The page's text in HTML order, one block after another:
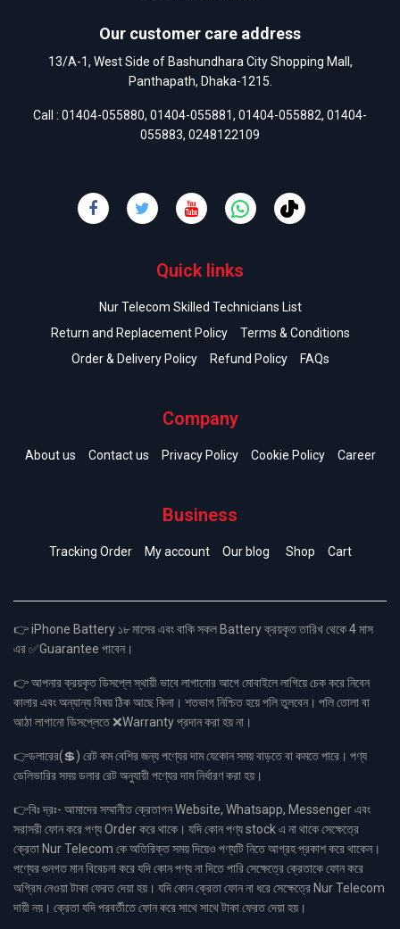
Our customer care address
13/A-1, West Side of Bashundhara City Shopping Mall,
Panthapath, Dhaka-1215.
Call : 01404-055880, 01404-055881, 01404-055882, 01404-
055883, 0248122109
Quick links
Nur Telecom Skilled Technicians List
Return and Replacement Policy
Terms & Conditions
Order & Delivery Policy
Refund Policy FAQs
Company
About us Contact us Privacy Policy Cookie Policy Career
Business
Tracking Order My account Our blog Shop Cart
👉 iPhone Battery ১৮ মাসের এবং বাকি সকল Battery ক্রয়কৃত তারিখ থেকে 4 মাস
এর ✅Guarantee পাবেন।
👉 আপনার ক্রয়কৃত ডিসপ্লে স্থায়ী ভাবে লাগানোর আগে মোবাইলে লাগিয়ে চেক করে নিবেন
কালার এবং অন্যান্য বিষয় ঠিক আছে কিনা। শতভাগ নিশ্চিত হয়ে পলি তুলবেন। পলি তোলা বা
আঠা লাগানো ডিসপ্লেতে ❌Warranty প্রদান করা হয় না।
👉ডলারের(💲) রেট কম বেশির জন্য পণ্যের দাম যেকোন সময় বাড়তে বা কমতে পারে। পণ্য
ডেলিভারির সময় ডলার রেট অনুযায়ী পণ্যের দাম নির্ধারণ করা হয়।
👉বিঃ দ্রঃ- আমাদের সম্মানীত ক্রেতাগন Website, Whatsapp, Messenger এবং
সরাসরী ফোন করে পণ্য Order করে থাকে। যদি কোন পণ্য stock এ না থাকে সেক্ষেত্রে
ক্রেতা Nur Telecom কে অতিরিক্ত সময় দিয়েও পণ্যটি নিতে আগ্রহ প্রকাশ করে থাকেন।
পণ্যের গুনগত মান বিবেচনা করে যদি কোন পণ্য না দিতে পারি সেক্ষেত্রে ক্রেতাকে ফোন করে
অগ্রিম নেওয়া টাকা ফেরত দেয়া হয়। যদি কোন ক্রেতা ফোন না ধরে সেক্ষেত্রে Nur Telecom
দায়ী নয়। ক্রেতা যদি পরবর্তীতে ফোন করে সাথে সাথে টাকা ফেরত দেয়া হয়।